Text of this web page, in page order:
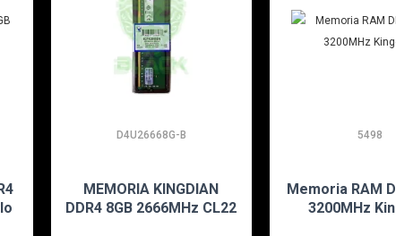
D4U26668G-B
MEMORIA KINGDIAN
DDR4 8GB 2666MHz CL22
5498
Memoria RAM
3200MHz